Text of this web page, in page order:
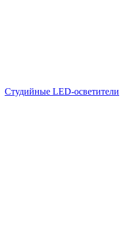
Студийные LED-осветители